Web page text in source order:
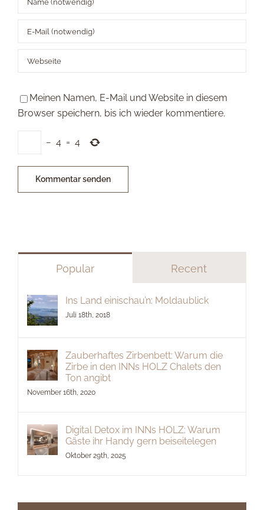
Meinen Namen, E-Mail und Website in diesem
Browser speichern, bis ich wieder kommentiere.
− 4 = 4
Popular Recent
Ins Land einischau’n: Moldaublick
Juli 18th, 2018
Zauberhaftes Zirbenbett: Warum die
Zirbe in den INNs HOLZ Chalets den
Ton angibt
November 16th, 2020
Digital Detox im INNs HOLZ: Warum
Gäste ihr Handy gern beiseitelegen
Oktober 29th, 2025